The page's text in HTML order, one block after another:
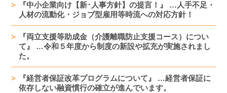
『中小企業向け【新･人事方針】の提言！』 …人手不足・
人材の流動化・ジョブ型雇用等時流への対応方針！
『両立支援等助成金（介護離職防止支援コース）につい
て』 …令和５年度から制度の新設や拡充が実施されまし
た。
『経営者保証改革プログラムについて』 …経営者保証に
依存しない融資慣行の確立が進んでいます。